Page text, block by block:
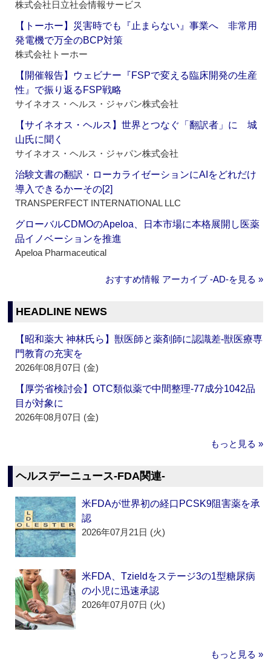
株式会社日立社会情報サービス
【トーホー】災害時でも『止まらない』事業へ 非常用
発電機で万全のBCP対策
株式会社トーホー
【開催報告】ウェビナー『FSPで変える臨床開発の生産
性』で振り返るFSP戦略
サイネオス・ヘルス・ジャパン株式会社
【サイネオス・ヘルス】世界とつなぐ「翻訳者」に 城
山氏に聞く
サイネオス・ヘルス・ジャパン株式会社
治験文書の翻訳・ローカライゼーションにAIをどれだけ
導入できるかーその[2]
TRANSPERFECT INTERNATIONAL LLC
グローバルCDMOのApeloa、日本市場に本格展開し医薬
品イノベーションを推進
Apeloa Pharmaceutical
おすすめ情報 アーカイブ ‐AD‐を見る »
HEADLINE NEWS
【昭和薬大 神林氏ら】獣医師と薬剤師に認識差‐獣医療専
門教育の充実を
2026年08月07日 (金)
【厚労省検討会】OTC類似薬で中間整理‐77成分1042品
目が対象に
2026年08月07日 (金)
もっと見る »
ヘルスデーニュース‐FDA関連‐
米FDAが世界初の経口PCSK9阻害薬を承
認
2026年07月21日 (火)
米FDA、Tzieldをステージ3の1型糖尿病
の小児に迅速承認
2026年07月07日 (火)
もっと見る »